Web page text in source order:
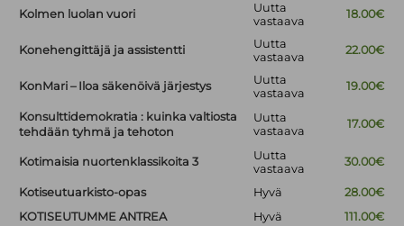
Kolmen luolan vuori
Uutta
vastaava
18.00€
Konehengittäjä ja assistentti
Uutta
vastaava
22.00€
KonMari – Iloa säkenöivä järjestys
Uutta
vastaava
19.00€
Konsulttidemokratia : kuinka valtiosta
tehdään tyhmä ja tehoton
Uutta
vastaava
17.00€
Kotimaisia nuortenklassikoita 3
Uutta
vastaava
30.00€
Kotiseutuarkisto-opas Hyvä
28.00€
KOTISEUTUMME ANTREA
Hyvä
111.00€